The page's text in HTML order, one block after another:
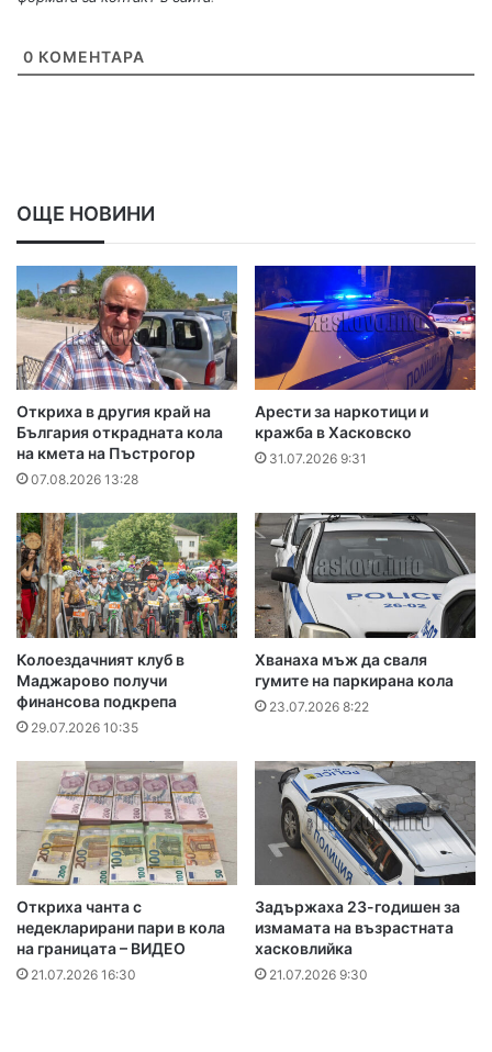
0 КОМЕНТАРА
ОЩЕ НОВИНИ
Откриха в другия край на
България открадната кола
на кмета на Пъстрогор
07.08.2026 13:28
Арести за наркотици и
кражба в Хасковско
31.07.2026 9:31
Колоездачният клуб в
Маджарово получи
финансова подкрепа
29.07.2026 10:35
Хванаха мъж да сваля
гумите на паркирана кола
23.07.2026 8:22
Откриха чанта с
недекларирани пари в кола
на границата – ВИДЕО
21.07.2026 16:30
Задържаха 23-годишен за
измамата на възрастната
хасковлийка
21.07.2026 9:30